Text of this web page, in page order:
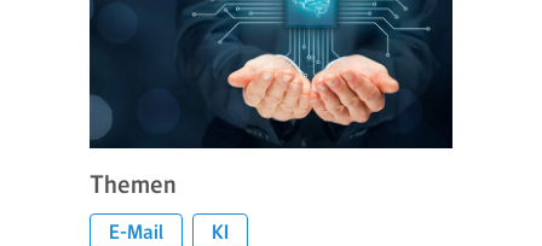
Themen
E-Mail KI